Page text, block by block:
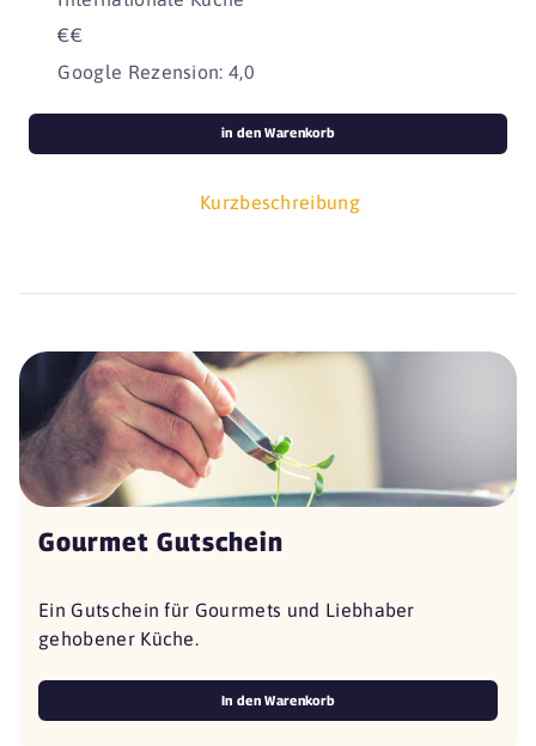
€€
Google Rezension: 4,0
Kurzbeschreibung
in den Warenkorb
Gourmet Gutschein
Ein Gutschein für Gourmets und Liebhaber
gehobener Küche.
In den Warenkorb